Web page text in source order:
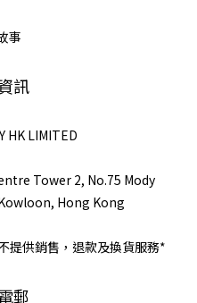
事
訊
HK LIMITED
Tower 2, No.75 Mody
Hong Kong
提供銷售，退款及換貨服務*
郵